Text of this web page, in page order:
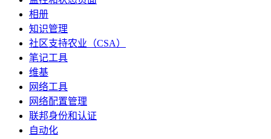
相册
知识管理
社区支持农业（CSA）
笔记工具
维基
网络工具
网络配置管理
联邦身份和认证
自动化